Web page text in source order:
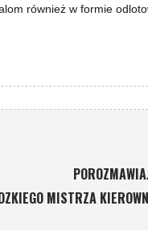
również w formie
MISTRZA